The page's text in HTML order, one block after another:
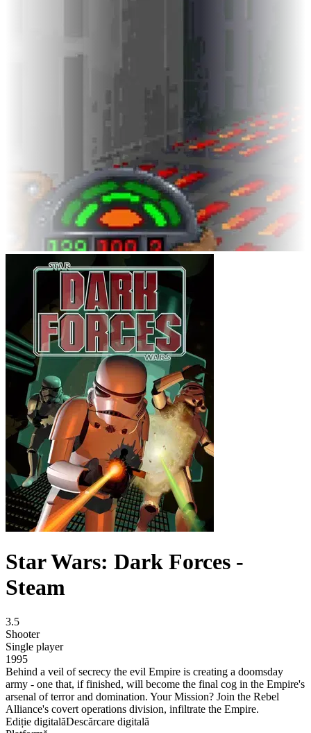
Star Wars: Dark Forces -
Steam
3.5
Shooter
Single player
1995
Behind a veil of secrecy the evil Empire is creating a doomsday
army - one that, if finished, will become the final cog in the Empire's
arsenal of terror and domination. Your Mission? Join the Rebel
Alliance's covert operations division, infiltrate the Empire.
Ediție digitalăDescărcare digitală